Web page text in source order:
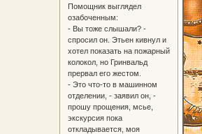
Помощник выглядел
озабоченным:
- Вы тоже слышали? -
спросил он. Этьен кивнул и
хотел показать на пожарный
колокол, но Гринвальд
прервал его жестом.
- Это что-то в машинном
отделении, - заявил он, -
прошу прощения, мсье,
экскурсия пока
откладывается, моя